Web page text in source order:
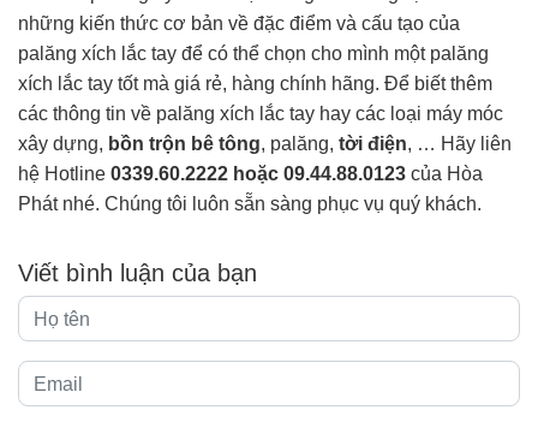
những kiến thức cơ bản về đặc điểm và cấu tạo của
palăng xích lắc tay để có thể chọn cho mình một palăng
xích lắc tay tốt mà giá rẻ, hàng chính hãng. Để biết thêm
các thông tin về palăng xích lắc tay hay các loại máy móc
xây dựng, bồn trộn bê tông, palăng, tời điện, … Hãy liên
hệ Hotline 0339.60.2222 hoặc 09.44.88.0123 của Hòa
Phát nhé. Chúng tôi luôn sẵn sàng phục vụ quý khách.
Viết bình luận của bạn